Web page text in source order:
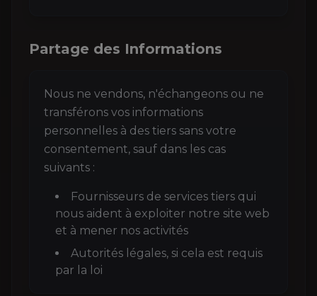
Partage des Informations
Nous ne vendons, n'échangeons ou ne
transférons vos informations
personnelles à des tiers sans votre
consentement, sauf dans les cas
suivants :
Fournisseurs de services tiers qui
nous aident à exploiter notre site web
et à mener nos activités
Autorités légales, si cela est requis
par la loi